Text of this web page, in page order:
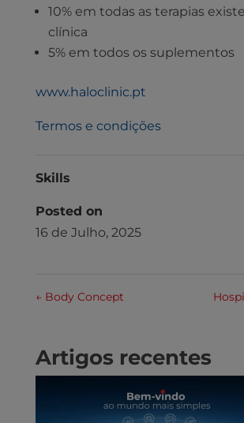
10% em todas as terapias
clínica
5% em todos os suplementos
www.haloclinic.pt
Termos e condições
Skills
Posted on
16 de Julho, 2025
←Body Concept
Artigos recentes